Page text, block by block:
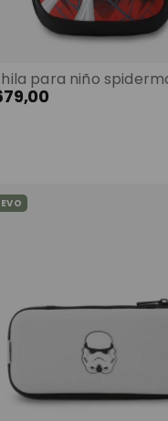
,00